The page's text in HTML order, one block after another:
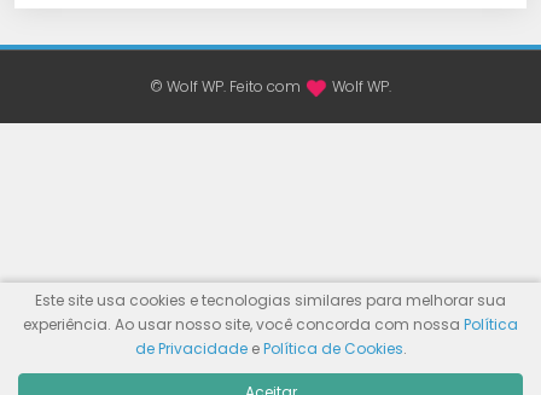
© Wolf WP. Feito com Wolf WP.
Este site usa cookies e tecnologias similares para melhorar sua
experiência. Ao usar nosso site, você concorda com nossa Política
de PrivacidadeePolítica de Cookies.